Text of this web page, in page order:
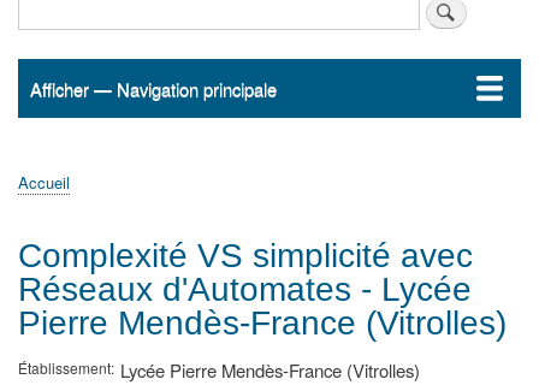
Navigation
Afficher — Navigation principale
Accueil
ActualitésMATh.en.JEANS ?
Régions et Ateliers
Créer, gérer un atelier
Sujets/Publications
Congrès
d'Ariane
Accueil
Complexité VS simplicité avec
Réseaux d'Automates - Lycée
Pierre Mendès-France (Vitrolles)
Établissement Lycée Pierre Mendès-France (Vitrolles)